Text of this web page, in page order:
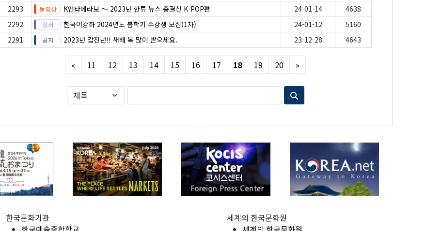
2293
K엔타메라보 ～ 2023년 한류 뉴스 총결산 K-POP편 24-01-14
4638
2292
한국어강좌 2024년도 봄학기 수강생 모집(1차) 24-01-12
5160
2291
2023년 갑진년!! 새해 복 많이 받으세요. 23-12-28 4643
« Previous
11 12 13 14 15 16 17 18 19 20 »
한국문화기관
세계의 한국문화원